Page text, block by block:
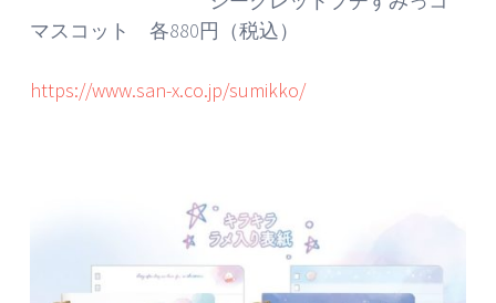
マスコット 各880円（税込）
https://www.san-x.co.jp/sumikko/